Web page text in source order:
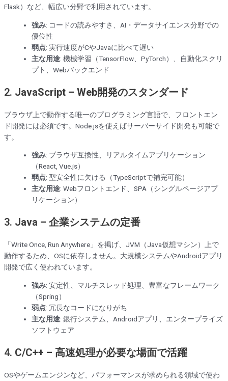
Flask）など、幅広い分野で利用されています。
強み: コードの読みやすさ、AI・データサイエンス分野での
優位性
弱点: 実行速度がCやJavaに比べて遅い
主な用途: 機械学習（TensorFlow、PyTorch）、自動化スクリ
プト、Webバックエンド
2. JavaScript – Web開発のスタンダード
ブラウザ上で動作する唯一のプログラミング言語で、フロントエン
ド開発には必須です。Node.jsを使えばサーバーサイド開発も可能で
す。
強み: ブラウザ互換性、リアルタイムアプリケーション
（React, Vue.js）
弱点: 型安全性に欠ける（TypeScriptで補完可能）
主な用途: Webフロントエンド、SPA（シングルページアプ
リケーション）
3. Java – 企業システムの定番
「Write Once, Run Anywhere」を掲げ、JVM（Java仮想マシン）上で
動作するため、OSに依存しません。大規模システムやAndroidアプリ
開発で広く使われています。
強み: 安定性、マルチスレッド処理、豊富なフレームワーク
（Spring）
弱点: 冗長なコードになりがち
主な用途: 銀行システム、Androidアプリ、エンタープライズ
ソフトウェア
4. C/C++ – 高速処理が必要な場面で活躍
OSやゲームエンジンなど、パフォーマンスが求められる領域で使わ